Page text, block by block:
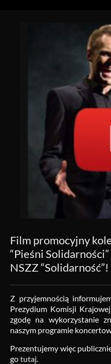
Film promocyjny
“Pieśni
NSZZ
Z przyjemnością
Prezydium Komisji
zgodę na wykorzystanie
naszym programie
Prezentujemy więc
gotutaj.